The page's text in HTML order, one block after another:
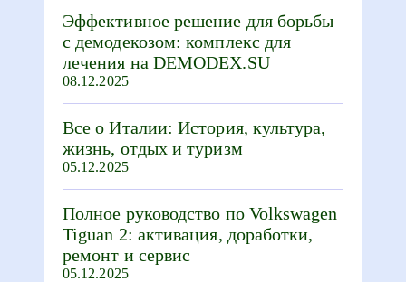
Эффективное решение для борьбы
с демодекозом: комплекс для
лечения на DEMODEX.SU
08.12.2025
Все о Италии: История, культура,
жизнь, отдых и туризм
05.12.2025
Полное руководство по Volkswagen
Tiguan 2: активация, доработки,
ремонт и сервис
05.12.2025